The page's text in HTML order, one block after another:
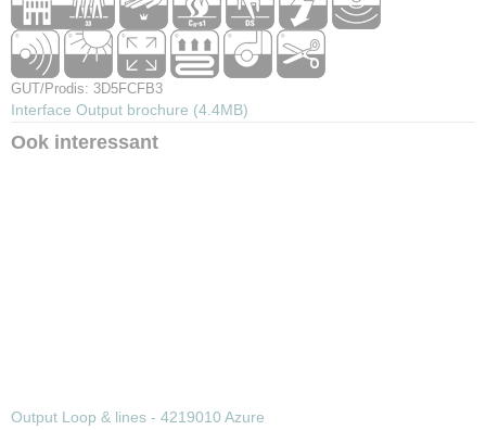
GUT/Prodis: 3D5FCFB3
Interface Output brochure (4.4MB)
Ook interessant
Output Loop & lines - 4219010 Azure